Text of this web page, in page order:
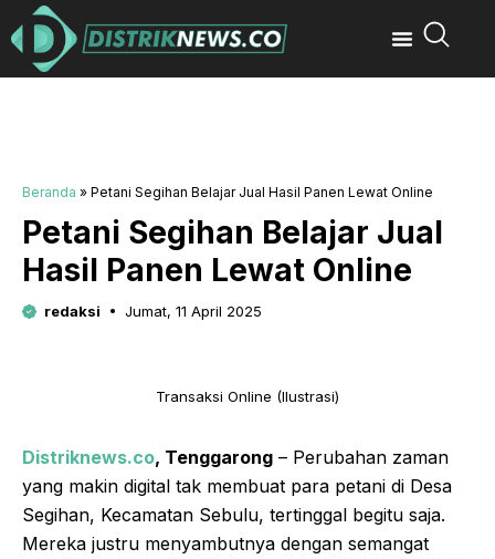
Beranda » Petani Segihan Belajar Jual Hasil Panen Lewat Online
Petani Segihan Belajar Jual
Hasil Panen Lewat Online
redaksi Jumat, 11 April 2025
Transaksi Online (Ilustrasi)
Distriknews.co, Tenggarong – Perubahan zaman
yang makin digital tak membuat para petani di Desa
Segihan, Kecamatan Sebulu, tertinggal begitu saja.
Mereka justru menyambutnya dengan semangat